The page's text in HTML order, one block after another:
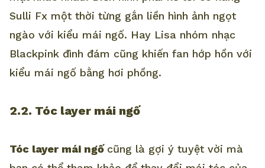
Sulli Fx một thời từng gắn liền hình ảnh ngọt
ngào với kiểu mái ngố. Hay Lisa nhóm nhạc
Blackpink đình đám cũng khiến fan hớp hồn với
kiểu mái ngố bằng hơi phồng.
2.2. Tóc layer mái ngố
Tóc layer mái ngố cũng là gợi ý tuyệt vời mà